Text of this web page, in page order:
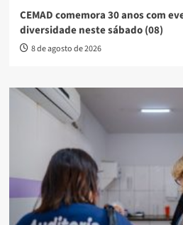
CEMAD comemora 30 anos com
diversidade neste sábado (08)
8 de agosto de 2026